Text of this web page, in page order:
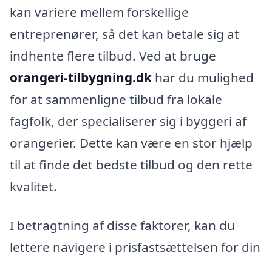
kan variere mellem forskellige
entreprenører, så det kan betale sig at
indhente flere tilbud. Ved at bruge
orangeri-tilbygning.dk har du mulighed
for at sammenligne tilbud fra lokale
fagfolk, der specialiserer sig i byggeri af
orangerier. Dette kan være en stor hjælp
til at finde det bedste tilbud og den rette
kvalitet.
I betragtning af disse faktorer, kan du
lettere navigere i prisfastsættelsen for din